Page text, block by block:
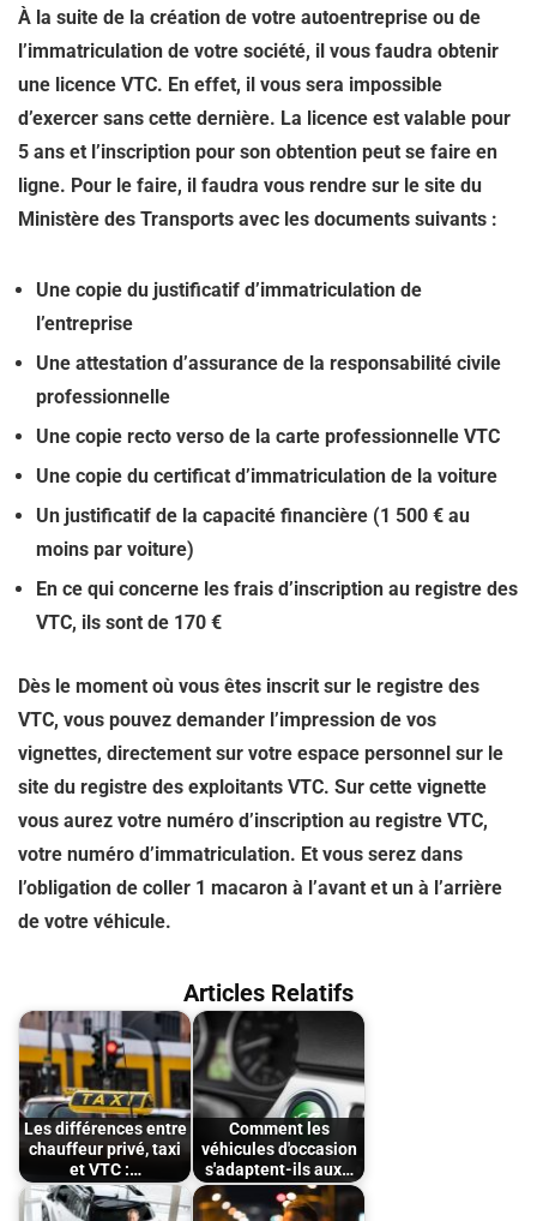
À la suite de la création de votre autoentreprise ou de
l’immatriculation de votre société, il vous faudra obtenir
une licence VTC. En effet, il vous sera impossible
d’exercer sans cette dernière. La licence est valable pour
5 ans et l’inscription pour son obtention peut se faire en
ligne. Pour le faire, il faudra vous rendre sur le site du
Ministère des Transports avec les documents suivants :
Une copie du justificatif d’immatriculation de
l’entreprise
Une attestation d’assurance de la responsabilité civile
professionnelle
Une copie recto verso de la carte professionnelle VTC
Une copie du certificat d’immatriculation de la voiture
Un justificatif de la capacité financière (1 500 € au
moins par voiture)
En ce qui concerne les frais d’inscription au registre des
VTC, ils sont de 170 €
Dès le moment où vous êtes inscrit sur le registre des
VTC, vous pouvez demander l’impression de vos
vignettes, directement sur votre espace personnel sur le
site du registre des exploitants VTC. Sur cette vignette
vous aurez votre numéro d’inscription au registre VTC,
votre numéro d’immatriculation. Et vous serez dans
l’obligation de coller 1 macaron à l’avant et un à l’arrière
de votre véhicule.
Articles Relatifs
Les différences entre
chauffeur privé, taxi
et VTC :…
Comment les
véhicules d'occasion
s'adaptent-ils aux…